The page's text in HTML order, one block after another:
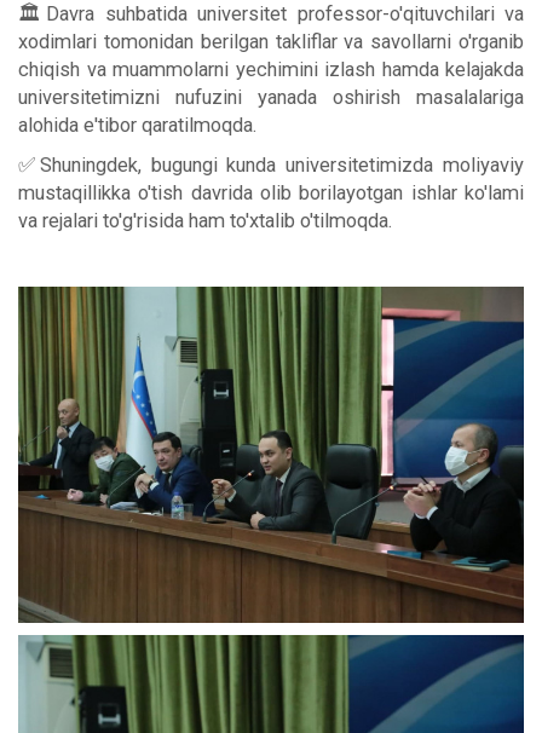
🏛Davra suhbatida universitet professor-o'qituvchilari va
xodimlari tomonidan berilgan takliflar va savollarni o'rganib
chiqish va muammolarni yechimini izlash hamda kelajakda
universitetimizni nufuzini yanada oshirish masalalariga
alohida e'tibor qaratilmoqda.
✅Shuningdek, bugungi kunda universitetimizda moliyaviy
mustaqillikka o'tish davrida olib borilayotgan ishlar ko'lami
va rejalari to'g'risida ham to'xtalib o'tilmoqda.